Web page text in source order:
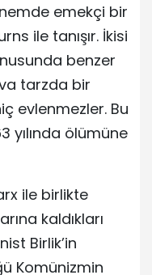
emekçi bir
ile tanışır. İkisi
benzer
tarzda bir
evlenmezler. Bu
yılında ölümüne
ile birlikte
kaldıkları
Birlik’in
Komünizmin